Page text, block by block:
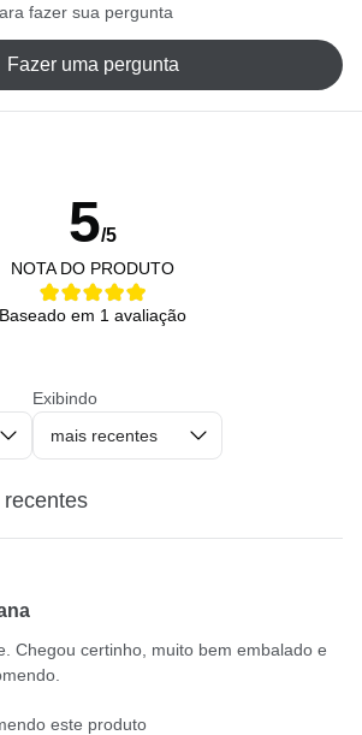
fazer sua pergunta
Fazer uma pergunta
5/5
NOTA DO PRODUTO
Baseado em 1 avaliação
Exibindo
mais recentes
Chegou certinho, muito bem embalado e
este produto